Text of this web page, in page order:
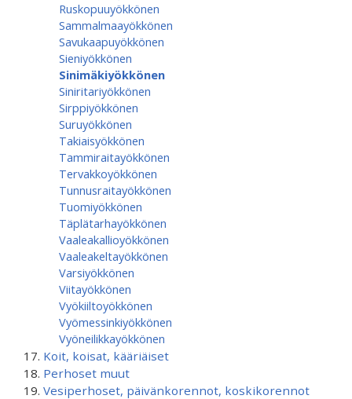
Ruskopuuyökkönen
Sammalmaayökkönen
Savukaapuyökkönen
Sieniyökkönen
Sinimäkiyökkönen
Siniritariyökkönen
Sirppiyökkönen
Suruyökkönen
Takiaisyökkönen
Tammiraitayökkönen
Tervakkoyökkönen
Tunnusraitayökkönen
Tuomiyökkönen
Täplätarhayökkönen
Vaaleakallioyökkönen
Vaaleakeltayökkönen
Varsiyökkönen
Viitayökkönen
Vyökiiltoyökkönen
Vyömessinkiyökkönen
Vyöneilikkayökkönen
Koit, koisat, kääriäiset
Perhoset muut
Vesiperhoset, päivänkorennot, koskikorennot